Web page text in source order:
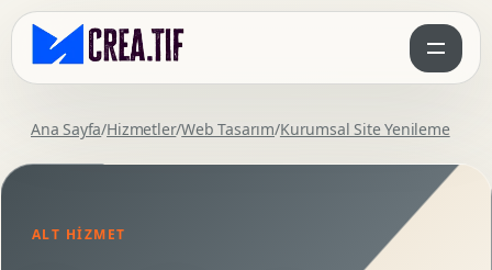
Ana Sayfa/Hizmetler/Web Tasarım/Kurumsal Site Yenileme
ALT HIZMET